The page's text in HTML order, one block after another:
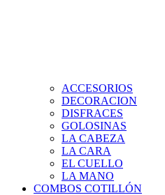
ACCESORIOS
DECORACION
DISFRACES
GOLOSINAS
LA CABEZA
LA CARA
EL CUELLO
LA MANO
COMBOS COTILLÓN